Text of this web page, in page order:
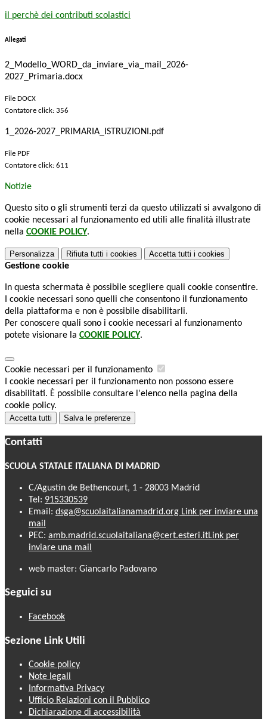
il perchè dei contributi scolastici
Allegati
2_Modello_WORD_da_inviare_via_mail_2026-
2027_Primaria.docx
File DOCX
Contatore click: 356
1_2026-2027_PRIMARIA_ISTRUZIONI.pdf
File PDF
Contatore click: 611
Notizie
Questo sito o gli strumenti terzi da questo utilizzati si avvalgono di
cookie necessari al funzionamento ed utili alle finalità illustrate
nella COOKIE POLICY.
Personalizza Rifiuta tutti i cookies Accetta tutti i cookies
Gestione cookie
In questa schermata è possibile scegliere quali cookie consentire.
I cookie necessari sono quelli che consentono il funzionamento
della piattaforma e non è possibile disabilitarli.
Per conoscere quali sono i cookie necessari al funzionamento
potete visionare la COOKIE POLICY.
Cookie necessari per il funzionamento
I cookie necessari per il funzionamento non possono essere
disabilitati. È possibile consultare l'elenco nella pagina della
cookie policy.
Accetta tutti Salva le preferenze
Contatti
SCUOLA STATALE ITALIANA DI MADRID
C/Agustín de Bethencourt, 1 - 28003 Madrid
Tel: 915330539
Email: dsga@scuolaitalianamadrid.org Link per inviare una
mail
PEC: amb.madrid.scuolaitaliana@cert.esteri.itLink per
inviare una mail
web master: Giancarlo Padovano
Seguici su
Facebook
Sezione Link Utili
Cookie policy
Note legali
Informativa Privacy
Ufficio Relazioni con il Pubblico
Dichiarazione di accessibilità